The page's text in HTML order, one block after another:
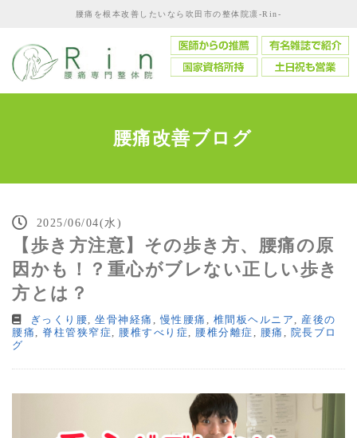
腰痛を根本改善したいなら吹田市の整体院凛-Rin-
腰痛改善ブログ
2025/06/04(水)
【歩き方注意】その歩き方、腰痛の原
因かも！？重心がブレない正しい歩き
方とは？
ぎっくり腰, 坐骨神経痛 ,慢性腰痛 , 椎間板ヘルニア , 産後の
腰痛 , 脊柱管狭窄症 , 腰椎すべり症 , 腰椎分離症 , 腰痛 , 院長ブロ
グ